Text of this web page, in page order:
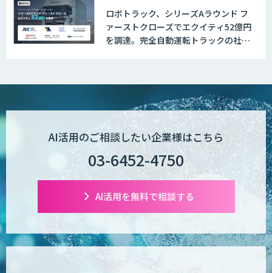
Explaza 生成AI Partner | AX
POPstation
業務特化型AIエージェントの開発支援
「業務AIプロ」
Dify導入支援
ロボトラック、シリーズAラウンド フ
ァーストクローズでエクイティ52億円
を調達。完全自動運転トラックの社会
AI活用のご相談したい企業様はこちら
03-6452-4750
AI活用を無料で相談する